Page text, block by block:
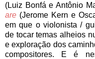
(Luiz Bonfá e Antônio
are (Jerome Kern e
em que o violonista /
de tocar temas alheios
e exploração dos
compositores. E é